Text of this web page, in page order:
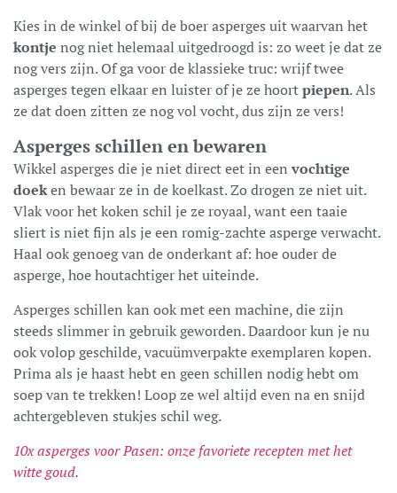
Kies in de winkel of bij de boer asperges uit waarvan het
kontje nog niet helemaal uitgedroogd is: zo weet je dat ze
nog vers zijn. Of ga voor de klassieke truc: wrijf twee
asperges tegen elkaar en luister of je ze hoortpiepen. Als
ze dat doen zitten ze nog vol vocht, dus zijn ze vers!
Asperges schillen en bewaren
Wikkel asperges die je niet direct eet in eenvochtige
doeken bewaar ze in de koelkast. Zo drogen ze niet uit.
Vlak voor het koken schil je ze royaal, want een taaie
sliert is niet fijn als je een romig-zachte asperge verwacht.
Haal ook genoeg van de onderkant af: hoe ouder de
asperge, hoe houtachtiger het uiteinde.
Asperges schillen kan ook met een machine, die zijn
steeds slimmer in gebruik geworden. Daardoor kun je nu
ook volop geschilde, vacuümverpakte exemplaren kopen.
Prima als je haast hebt en geen schillen nodig hebt om
soep van te trekken! Loop ze wel altijd even na en snijd
achtergebleven stukjes schil weg.
10x asperges voor Pasen: onze favoriete recepten met het
witte goud.